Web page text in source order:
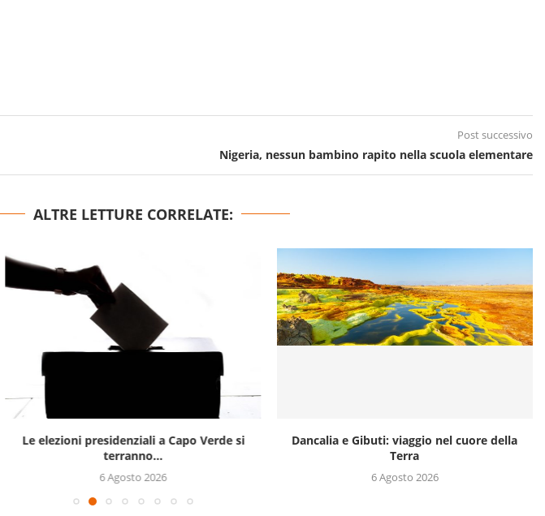
Post successivo
Nigeria, nessun bambino rapito nella scuola elementare
ALTRE LETTURE CORRELATE:
Le elezioni presidenziali a Capo Verde si
terranno...
6 Agosto 2026
Dancalia e Gibuti: viaggio nel cuore della
Terra
6 Agosto 2026